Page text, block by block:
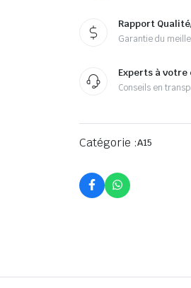
Rapport
Garantie du
Experts à votre
Conseils en
Catégorie :A15